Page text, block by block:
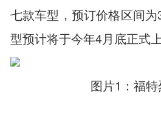
七款车型，预订价格区间
型预计将于今年4月底正式上
图片1：福特